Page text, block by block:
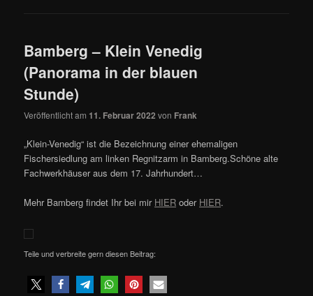
Bamberg – Klein Venedig
(Panorama in der blauen
Stunde)
Veröffentlicht am 11. Februar 2022 von Frank
„Klein-Venedig“ ist die Bezeichnung einer ehemaligen
Fischersiedlung am linken Regnitzarm in Bamberg.Schöne alte
Fachwerkhäuser aus dem 17. Jahrhundert…
Mehr Bamberg findet Ihr bei mir HIER oder HIER.
Teile und verbreite gern diesen Beitrag: